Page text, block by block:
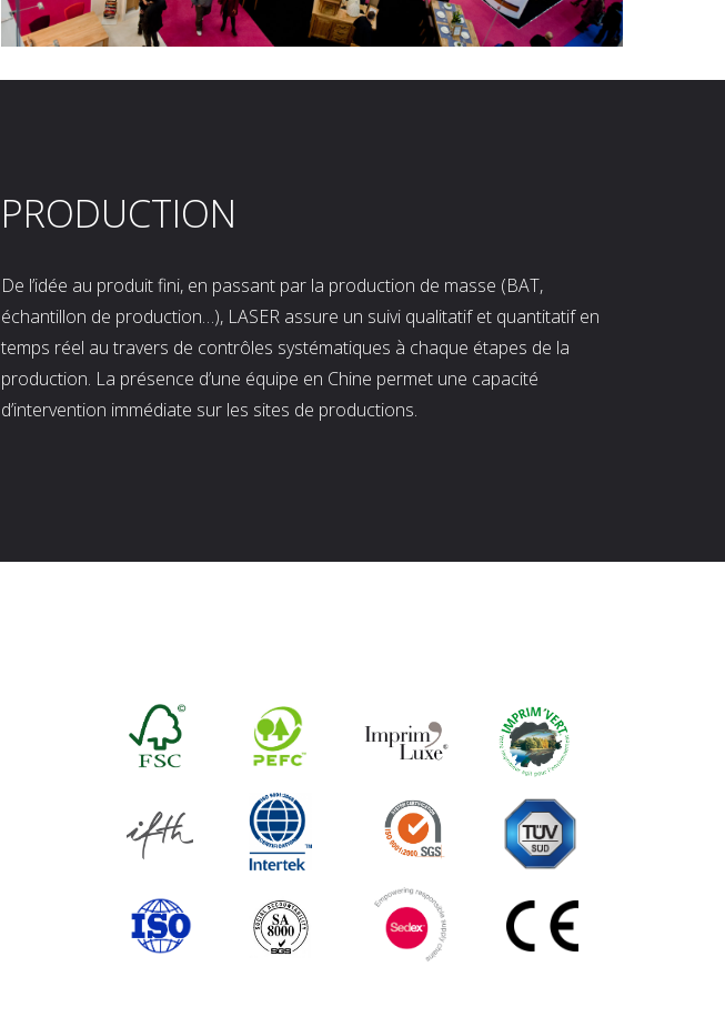
PRODUCTION
De l’idée au produit fini, en passant par la production de masse (BAT,
échantillon de production…), LASER assure un suivi qualitatif et quantitatif en
temps réel au travers de contrôles systématiques à chaque étapes de la
production. La présence d’une équipe en Chine permet une capacité
d’intervention immédiate sur les sites de productions.